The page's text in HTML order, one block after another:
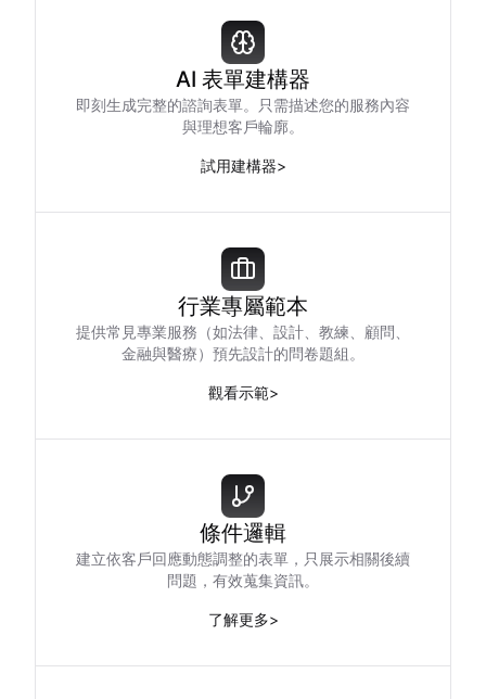
AI 表單建構器
即刻生成完整的諮詢表單。只需描述您的服務內容
與理想客戶輪廓。
試用建構器>
行業專屬範本
提供常見專業服務（如法律、設計、教練、顧問、
金融與醫療）預先設計的問卷題組。
觀看示範>
條件邏輯
建立依客戶回應動態調整的表單，只展示相關後續
問題，有效蒐集資訊。
了解更多>